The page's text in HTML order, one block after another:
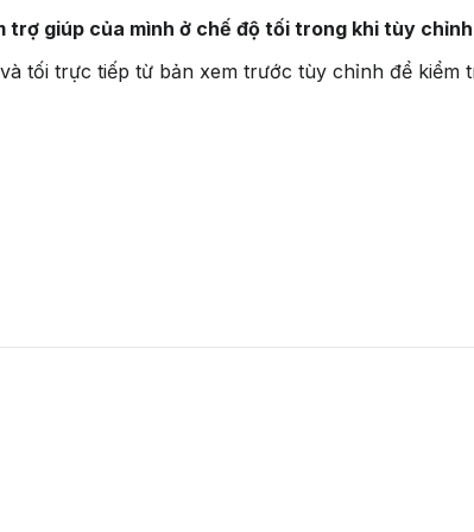
giúp của mình ở chế độ tối trong khi tùy